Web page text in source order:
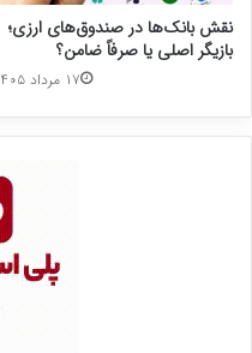
نقش بانک‌ها در صندوق‌های ارزی؛
بازیگر اصلی یا صرفاً ضامن؟
۱۷ مرداد ۱۴۰۵